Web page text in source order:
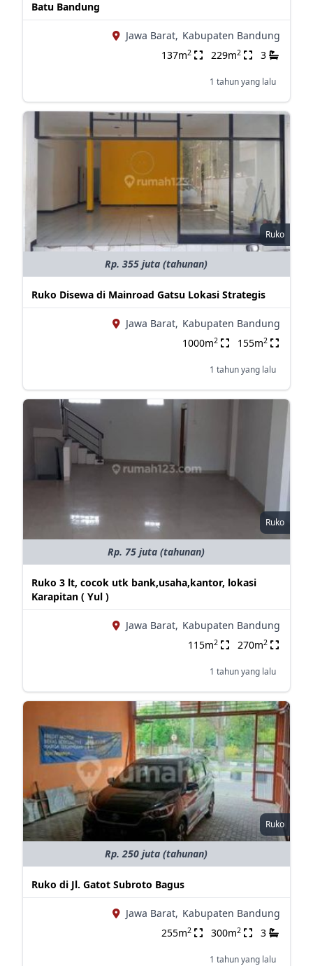
Batu Bandung
Jawa Barat, Kabupaten Bandung
137m2 229m2 3
1 tahun yang lalu
Ruko
Rp. 355 juta (tahunan)
Ruko Disewa di Mainroad Gatsu Lokasi Strategis
Jawa Barat, Kabupaten Bandung
1000m2 155m2
1 tahun yang lalu
Ruko
Rp. 75 juta (tahunan)
Ruko 3 lt, cocok utk bank,usaha,kantor, lokasi
Karapitan ( Yul )
Jawa Barat, Kabupaten Bandung
115m2 270m2
1 tahun yang lalu
Ruko
Rp. 250 juta (tahunan)
Ruko di Jl. Gatot Subroto Bagus
Jawa Barat, Kabupaten Bandung
255m2 300m2 3
1 tahun yang lalu